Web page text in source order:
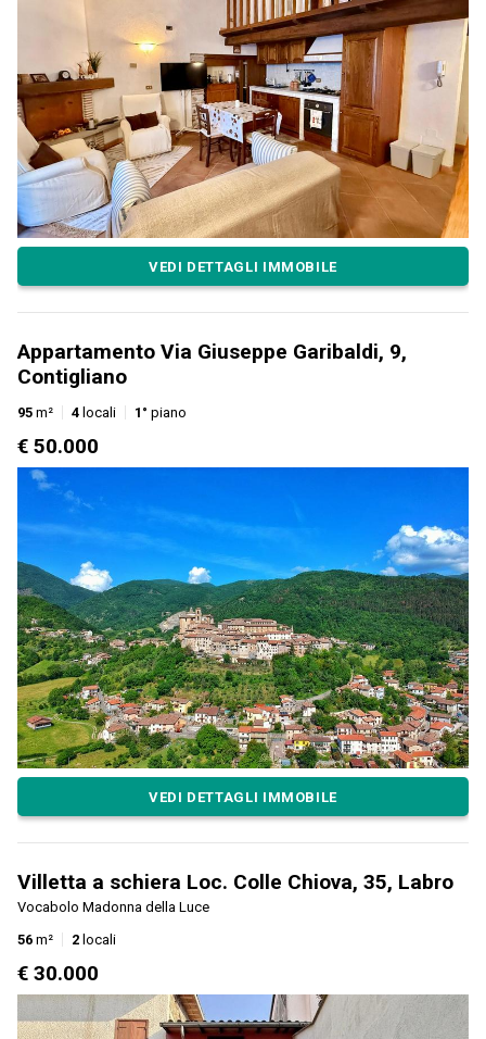
VEDI DETTAGLI IMMOBILE
Appartamento Via Giuseppe Garibaldi, 9,
Contigliano
95 m² 4 locali 1° piano
€ 50.000
VEDI DETTAGLI IMMOBILE
Villetta a schiera Loc. Colle Chiova, 35, Labro
Vocabolo Madonna della Luce
56 m² 2 locali
€ 30.000